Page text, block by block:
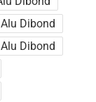
Dibond
Dibond